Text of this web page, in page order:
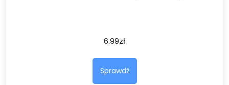
6.99zł
Sprawdź